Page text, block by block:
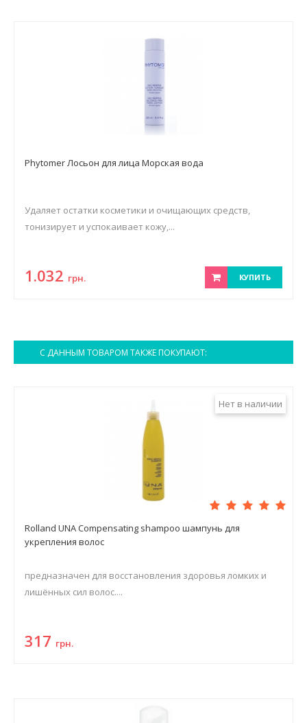
Phytomer Лосьон для лица Морская вода
Удаляет остатки косметики и очищающих средств,
тонизирует и успокаивает кожу,...
1.032 грн. КУПИТЬ
С ДАННЫМ ТОВАРОМ ТАКЖЕ ПОКУПАЮТ:
Нет в наличии
Rolland UNA Compensating shampoo шампунь для
укрепления волос
предназначен для восстановления здоровья ломких и
лишённых сил волос....
317 грн.